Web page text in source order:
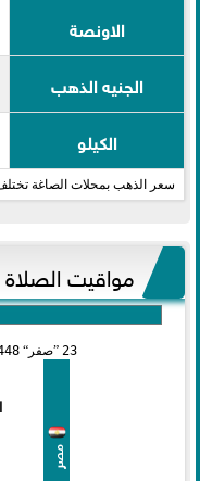
الاونصة
الجنيه الذهب
الكيلو
سعر الذهب بمحلات الصاغة
مواقيت الصلاة
23 صفر
مصر